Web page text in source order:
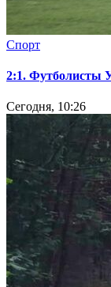
Спорт
2:1. Футболисты
Сегодня, 10:26